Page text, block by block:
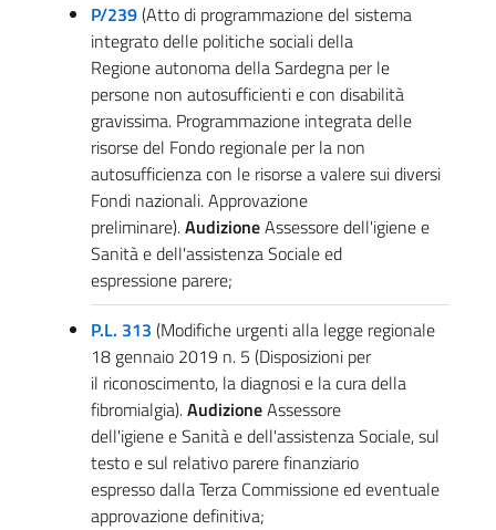
P/239(Atto di programmazione del sistema
integrato delle politiche sociali della
Regione autonoma della Sardegna per le
persone non autosufficienti e con disabilità
gravissima. Programmazione integrata delle
risorse del Fondo regionale per la non
autosufficienza con le risorse a valere sui diversi
Fondi nazionali. Approvazione
preliminare).AudizioneAssessore dell'igiene e
Sanità e dell'assistenza Sociale ed
espressione parere;
P.L. 313 (Modifiche urgenti alla legge regionale
18 gennaio 2019 n. 5 (Disposizioni per
il riconoscimento, la diagnosi e la cura della
fibromialgia).AudizioneAssessore
dell'igiene e Sanità e dell'assistenza Sociale, sul
testo e sul relativo parere finanziario
espresso dalla Terza Commissione ed eventuale
approvazione definitiva;